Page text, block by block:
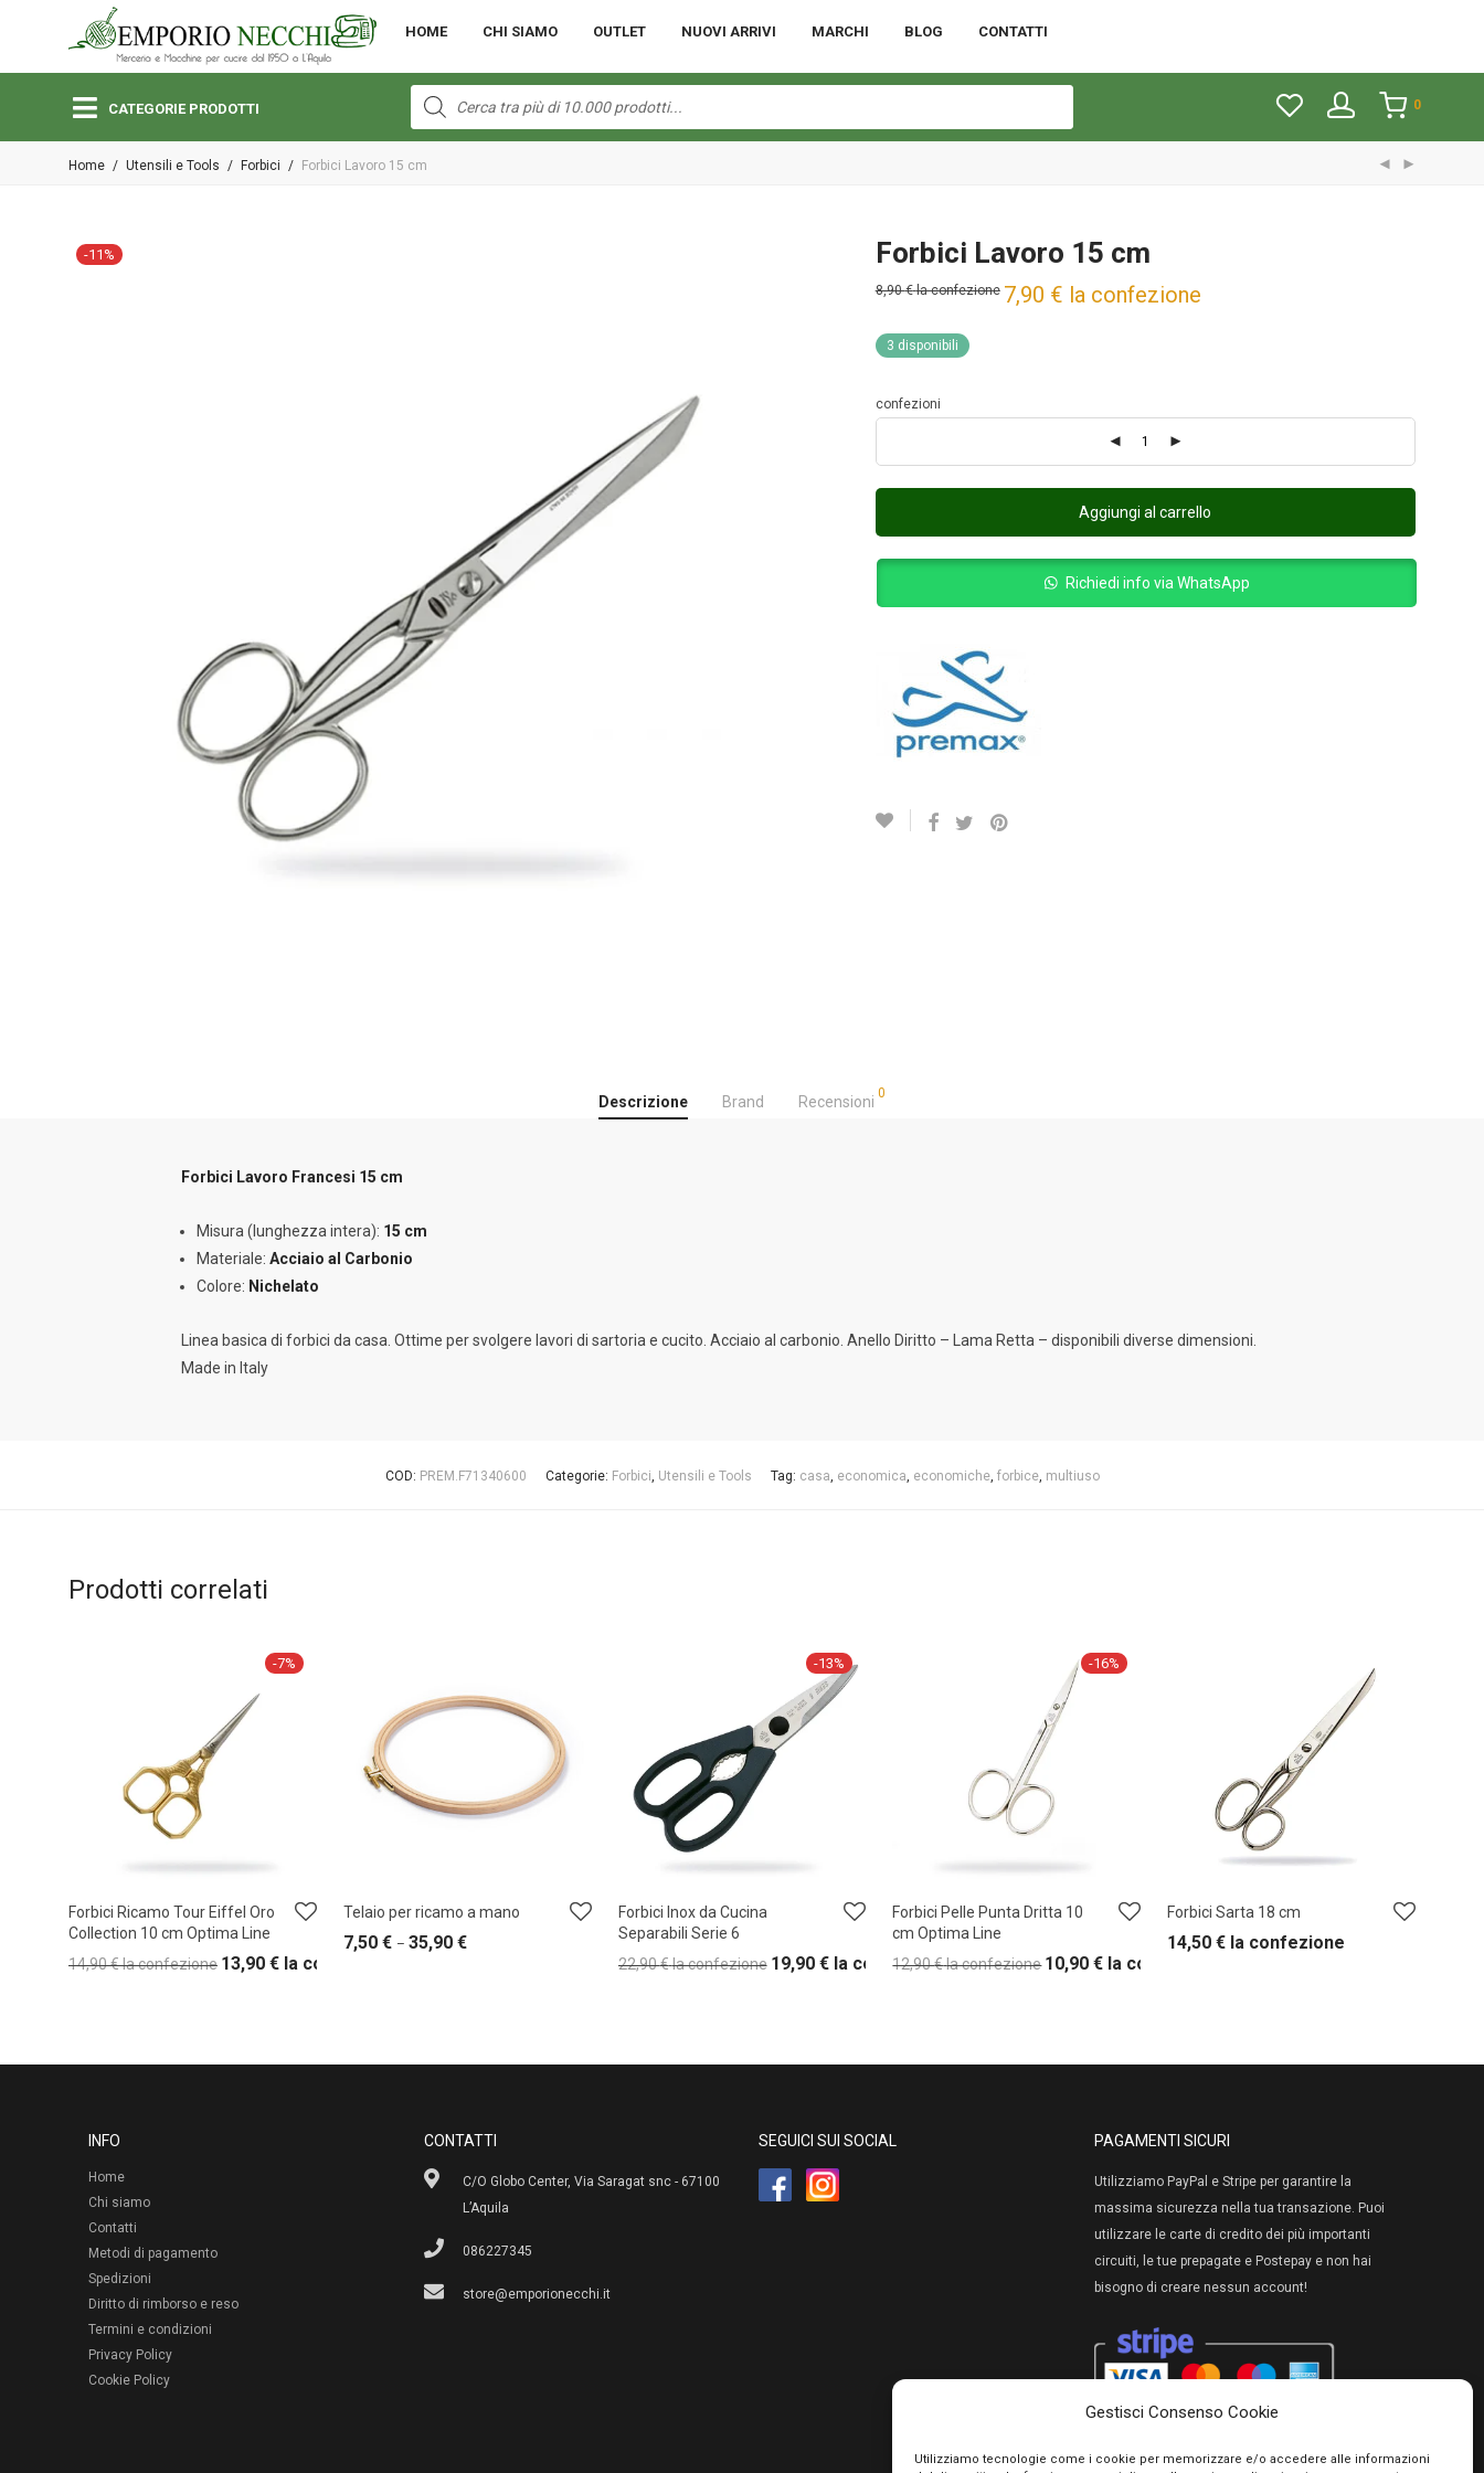
Gestisci Consenso Cookie
Utilizziamo tecnologie come i cookie per memorizzare e/o accedere alle informazioni
MENU
Open submenu (Bambini)
Open submenu (Lane e Cotoni)
Open submenu (Macchine per Cucire)
Macchine per Cucire
Open submenu (Toppe e Applicazioni)
Toppe e Applicazioni
HOME CHI SIAMO OUTLET NUOVI ARRIVI MARCHI BLOG CONTATTI
CATEGORIE PRODOTTI
Products
search
0
Home / Utensili e Tools / Forbici / Forbici Lavoro 15 cm
-11 % Forbici Lavoro 15 cm
8,90€ la confezione 7,90 € la confezione
3 disponibili
confezioni
Aggiungi al carrello
Richiedi info via WhatsApp
Descrizione Brand Recensioni 0
Forbici Lavoro Francesi 15 cm
Misura (lunghezza intera): 15 cm
Materiale: Acciaio al Carbonio
Colore: Nichelato
Linea basica di forbici da casa. Ottime per svolgere lavori di sartoria e cucito. Acciaio al carbonio. Anello Diritto – Lama Retta – disponibili diverse dimensioni.
Made in Italy
COD: PREM.F71340600 Categorie: Forbici Utensili e Tools Tag: casa economica economiche, forbice, multiuso
Prodotti correlati
-7%
Forbici Ricamo Tour Eiffel Oro
Collection 10 cm Optima Line
14,90€la confezione 13,90 € la confezione
Telaio per ricamo a mano
7,50 € – 35,90 €
-13%
Forbici Inox da Cucina
Separabili Serie 6
22,90€la confezione 19,90 € la confezione
-16%
Forbici Pelle Punta Dritta 10
cm Optima Line
12,90€la confezione 10,90€ la confezione
Forbici Sarta 18 cm
14,50€ la confezione
INFO
Home
Chi siamo
Contatti
Metodi di pagamento
Spedizioni
Diritto di rimborso e reso
Termini e condizioni
Privacy Policy
Cookie Policy
CONTATTI
C/O Globo Center, Via Saragat snc - 67100
L’Aquila
086227345
store@emporionecchi.it
SEGUICI SUI SOCIAL PAGAMENTI SICURI
Utilizziamo PayPal e Stripe per garantire la
massima sicurezza nella tua transazione. Puoi
utilizzare le carte di credito dei più importanti
circuiti, le tue prepagate e Postepay e non hai
bisogno di creare nessun account!